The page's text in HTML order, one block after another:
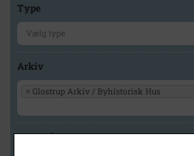
Type
Arkiv
× Glostrup Arkiv / Byhistorisk Hus
Geografi